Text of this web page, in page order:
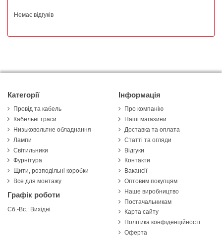
Немає відгуків
Категорії
Провід та кабель
Кабельні траси
Низьковольтне обладнання
Лампи
Світильники
Фурнітура
Щити, розподільні коробки
Все для монтажу
Графік роботи
Сб.-Вс.: Вихідні
Інформація
Про компанію
Наші магазини
Доставка та оплата
Статті та огляди
Відгуки
Контакти
Вакансії
Оптовим покупцям
Наше виробництво
Постачальникам
Карта сайту
Політика конфіденційності
Оферта